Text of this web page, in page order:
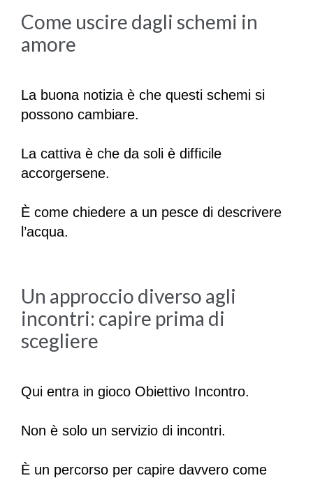
Come uscire dagli schemi in
amore
La buona notizia è che questi schemi si
possono cambiare.
La cattiva è che da soli è difficile
accorgersene.
È come chiedere a un pesce di descrivere
l’acqua.
Un approccio diverso agli
incontri: capire prima di
scegliere
Qui entra in gioco Obiettivo Incontro.
Non è solo un servizio di incontri.
È un percorso per capire davvero come